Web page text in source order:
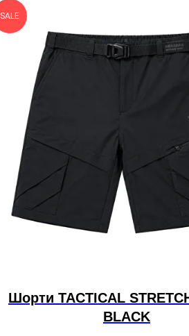
SALE
Шорти TACTICAL
BLACK